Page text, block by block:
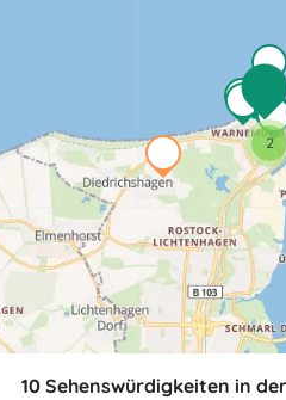
2
10 Sehenswürdigkeiten in